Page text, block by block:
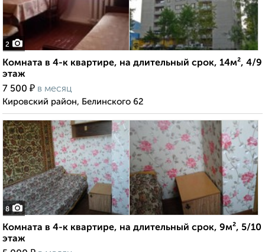
2
Комната в 4-к квартире, на длительный срок, 14м², 4/9
этаж
7 500 ₽ в месяц
Кировский район, Белинского 62
8
Комната в 4-к квартире, на длительный срок, 9м², 5/10
этаж